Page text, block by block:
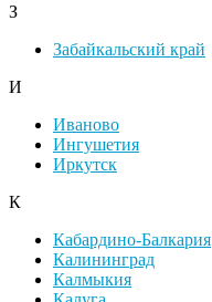
З
Забайкальский край
И
Иваново
Ингушетия
Иркутск
К
Кабардино-Балкария
Калининград
Калмыкия